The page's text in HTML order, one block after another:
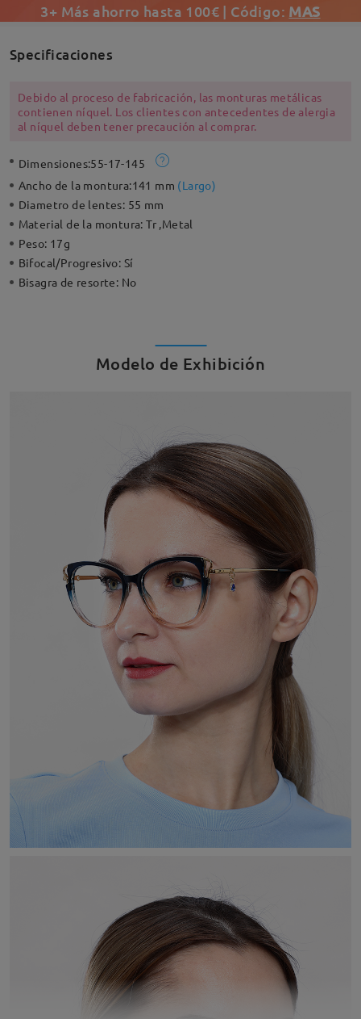
3+ Más ahorro hasta 100€ | Código: MAS
Specificaciones
Debido al proceso de fabricación, las monturas metálicas
contienen níquel. Los clientes con antecedentes de alergia
al níquel deben tener precaución al comprar.
Dimensiones:55-17-145
Ancho de la montura:141 mm (Largo)
Diametro de lentes: 55 mm
Material de la montura:Tr ,Metal
Peso: 17g
Bifocal/Progresivo: Sí
Bisagra de resorte: No
Modelo de Exhibición